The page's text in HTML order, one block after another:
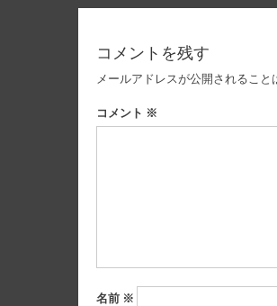
ビ
ゲ
ー
コメントを残す
メールアドレスが公開されること
コメント ※
名前 ※